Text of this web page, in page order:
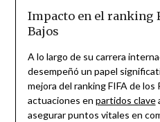
Impacto en el ranking
Bajos
A lo largo de su carrera
desempeñó un papel
mejora del ranking FIFA de los
actuaciones en partidos clave
asegurar puntos vitales en